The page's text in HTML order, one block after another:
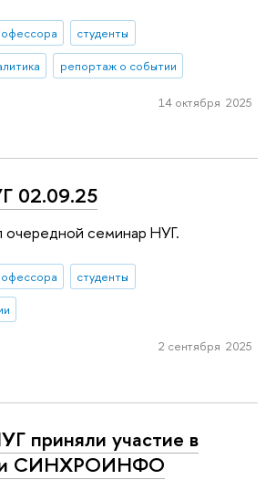
студенты
репортаж о событии
14 октября 2025
02.09.25
семинар НУГ.
студенты
2 сентября 2025
приняли участие в
СИНХРОИНФО